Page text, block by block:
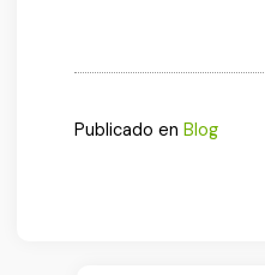
Publicado en Blog